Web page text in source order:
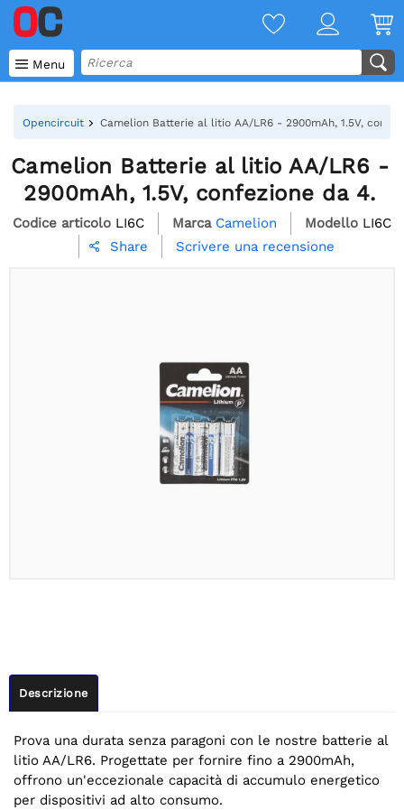
 Menu
Opencircuit Camelion Batterie al litio AA/LR6 - 2900mAh, 1.5V,
Camelion Batterie al litio AA/LR6 -
2900mAh, 1.5V, confezione da 4.
Codice articolo LI6C Marca Camelion Modello LI6C
 Share Scrivere una recensione
Descrizione
Prova una durata senza paragoni con le nostre batterie al
litio AA/LR6. Progettate per fornire fino a 2900mAh,
offrono un'eccezionale capacità di accumulo energetico
per dispositivi ad alto consumo.